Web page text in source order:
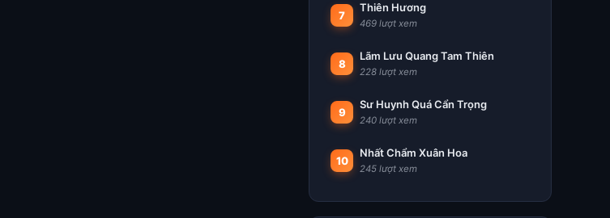
7
Thiên Hương
469 lượt xem
8
Lãm Lưu Quang Tam Thiên
228 lượt xem
9
Sư Huynh Quá Cẩn Trọng
240 lượt xem
10
Nhất Chẩm Xuân Hoa
245 lượt xem